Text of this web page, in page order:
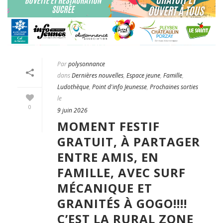
0
Parpolysonnance
dansDernières nouvelles, Espace jeune, Famille,
Ludothèque, Point d'info Jeunesse, Prochaines sorties
le
9 juin 2026
MOMENT FESTIF
GRATUIT, À PARTAGER
ENTRE AMIS, EN
FAMILLE, AVEC SURF
MÉCANIQUE ET
GRANITÉS À GOGO!!!!
C’EST LA RURAL ZONE